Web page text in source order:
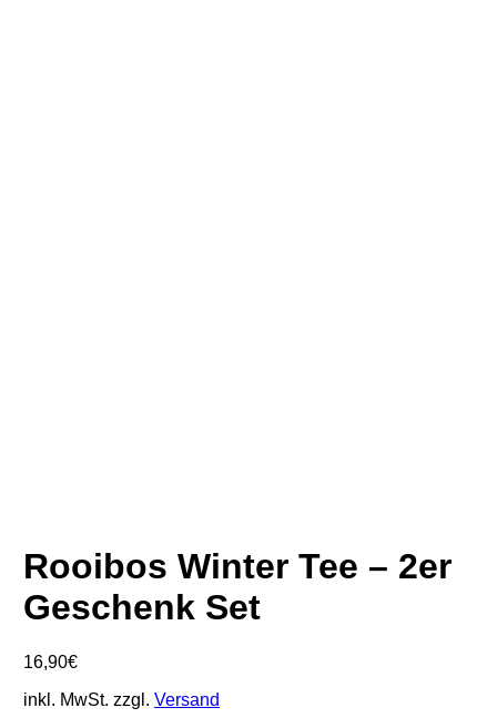
Rooibos Winter Tee – 2er
Geschenk Set
16,90€
inkl. MwSt. zzgl. Versand